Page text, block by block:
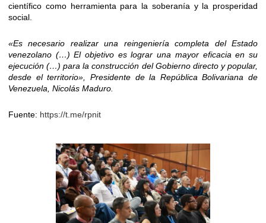
científico como herramienta para la soberanía y la prosperidad
social.
«Es necesario realizar una reingeniería completa del Estado
venezolano (…) El objetivo es lograr una mayor eficacia en su
ejecución (…) para la construcción del Gobierno directo y popular,
desde el territorio», Presidente de la República Bolivariana de
Venezuela, Nicolás Maduro.
Fuente: https://t.me/rpnit